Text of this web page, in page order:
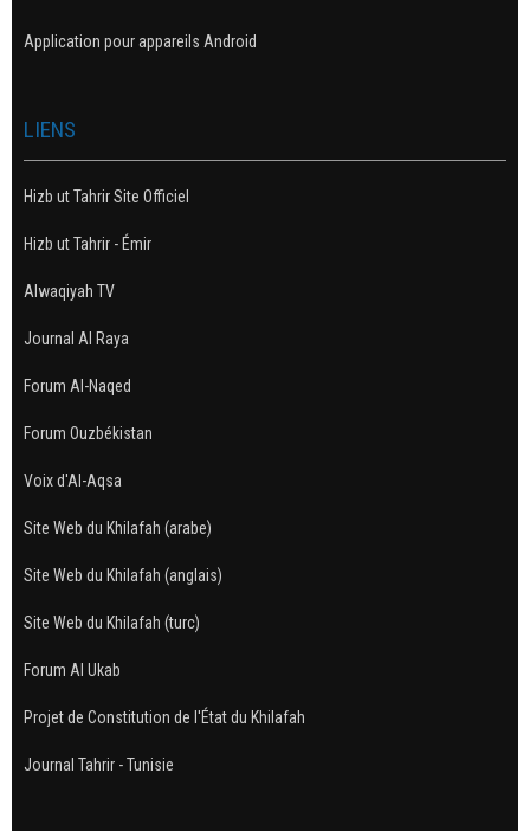
Application pour appareils Android
LIENS
Hizb ut Tahrir Site Officiel
Hizb ut Tahrir - Émir
Alwaqiyah TV
Journal Al Raya
Forum Al-Naqed
Forum Ouzbékistan
Voix d'Al-Aqsa
Site Web du Khilafah (arabe)
Site Web du Khilafah (anglais)
Site Web du Khilafah (turc)
Forum Al Ukab
Projet de Constitution de l'État du Khilafah
Journal Tahrir - Tunisie